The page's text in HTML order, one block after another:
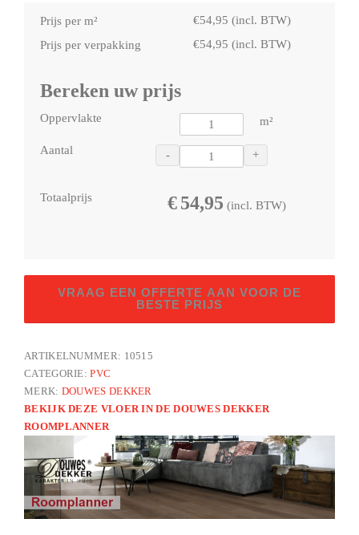
Prijs per m² €54,95 (incl. BTW)
Prijs per verpakking
€54,95 (incl. BTW)
Bereken uw prijs
Oppervlakte m²
Aantal - +
Totaalprijs €54,95 (incl. BTW)
tarte
aantal
VRAAG EEN OFFERTE AAN VOOR DE
BESTE PRIJS
ARTIKELNUMMER: 10515
CATEGORIE:PVC
MERK: DOUWES DEKKER
BEKIJK DEZE VLOER IN DE DOUWES DEKKER
ROOMPLANNER